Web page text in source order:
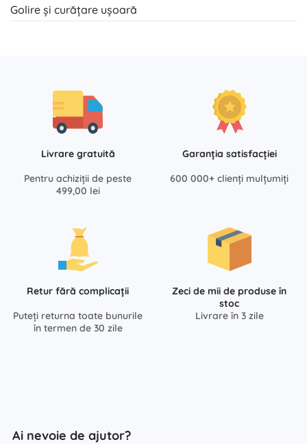
Golire și curățare ușoară
Livrare gratuită
Pentru achiziții de peste
499,00 lei
Garanția satisfacției
600 000+ clienți mulțumiți
Retur fără complicații
Puteți returna toate bunurile
în termen de 30 zile
Zeci de mii de produse în
stoc
Livrare în 3 zile
Ai nevoie de ajutor?